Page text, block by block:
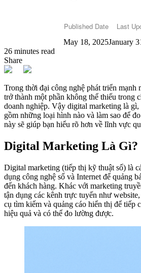
Published Date
May 18, 2025
Last
January
26 minutes read
Share
Trong thời đại công nghệ phát triển mạnh
trở thành một phần không thể thiếu trong
doanh nghiệp. Vậy digital marketing là
gồm những loại hình nào và làm sao để
này sẽ giúp bạn hiểu rõ hơn về lĩnh vực
Digital Marketing Là Gì?
Digital marketing (tiếp thị kỹ thuật số) là
dụng công nghệ số và Internet để quảng
đến khách hàng. Khác với marketing
tận dụng các kênh trực tuyến như
cụ tìm kiếm và quảng cáo hiển thị để tiếp
hiệu quả và có thể đo lường được.